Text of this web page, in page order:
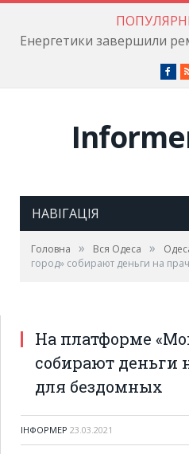
НАВІГАЦІЯ
Головна » Вся Одеса »
город» собирают деньги на
На платформе
собирают деньги
для бездомных
ІНФОРМЕР 23.03.2021